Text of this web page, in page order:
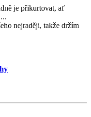
je přikurtovat, ať
nejraději, takže držím